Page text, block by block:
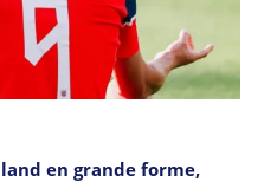
en grande forme,